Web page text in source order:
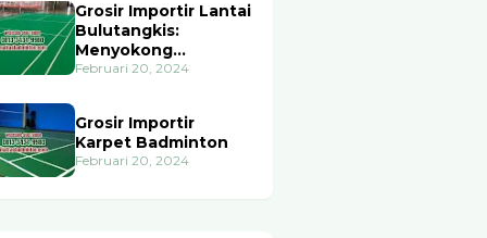
Grosir Importir Lantai
Bulutangkis:
Menyokong
Olahraga Badminton
Februari 20, 2024
Grosir Importir
Karpet Badminton
Februari 20, 2024